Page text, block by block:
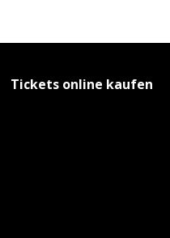
Tickets online kaufen